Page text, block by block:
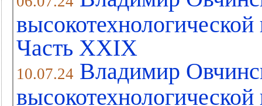
Часть XХIX
10.07.24 Владимир